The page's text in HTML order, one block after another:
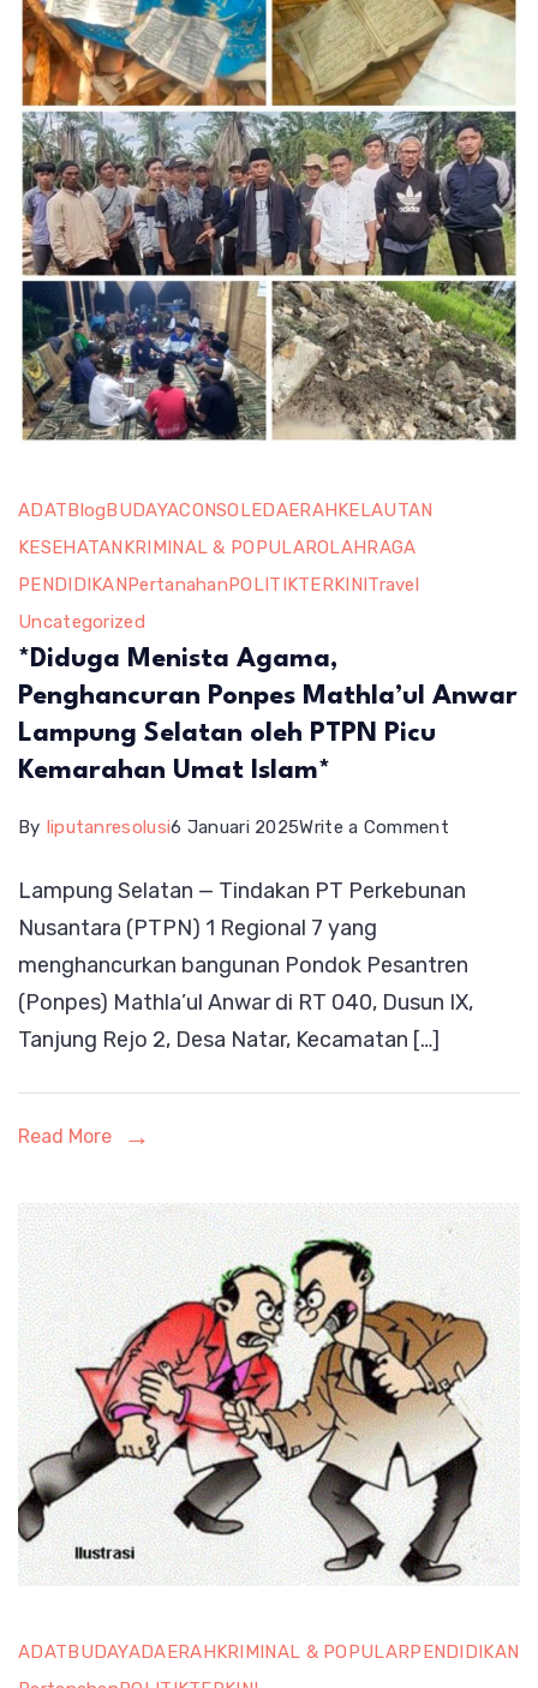
Penuh
ADATBlogBUDAYACONSOLEDAERAHKELAUTAN
KESEHATANKRIMINAL & POPULAROLAHRAGA
PENDIDIKANPertanahanPOLITIKTERKINITravel
Uncategorized
*Diduga Menista Agama,
Penghancuran Ponpes Mathla’ul Anwar
Lampung Selatan oleh PTPN Picu
Kemarahan Umat Islam*
By liputanresolusi6 Januari 2025Write a Commenton
Menista
Ponpes
oleh
PTPN
Picu
Umat
Islam*
Lampung Selatan — Tindakan PT Perkebunan
Nusantara (PTPN) 1 Regional 7 yang
menghancurkan bangunan Pondok Pesantren
(Ponpes) Mathla’ul Anwar di RT 040, Dusun IX,
Tanjung Rejo 2, Desa Natar, Kecamatan […]
Read More
ADATBUDAYADAERAHKRIMINAL & POPULARPENDIDIKAN